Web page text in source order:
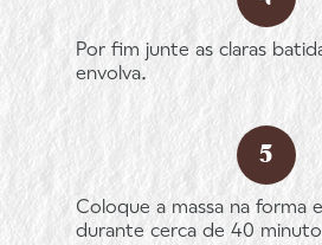
Por fim junte as claras
envolva.
Coloque a massa na forma
durante cerca de 40